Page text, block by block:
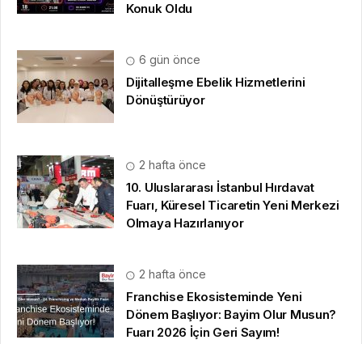
Konuk Oldu
6 gün önce
Dijitalleşme Ebelik Hizmetlerini
Dönüştürüyor
2 hafta önce
10. Uluslararası İstanbul Hırdavat
Fuarı, Küresel Ticaretin Yeni Merkezi
Olmaya Hazırlanıyor
2 hafta önce
Franchise Ekosisteminde Yeni
Dönem Başlıyor: Bayim Olur Musun?
Fuarı 2026 İçin Geri Sayım!